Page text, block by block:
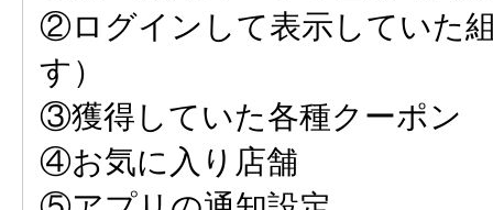
②ログインして表示していた
す）
③獲得していた各種クーポン
④お気に入り店舗